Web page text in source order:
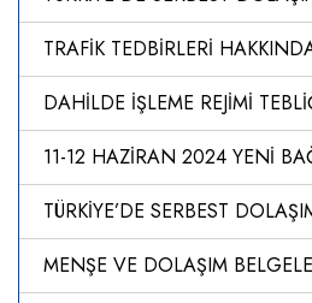
TRAFİK TEDBİRLERİ
MENŞE VE DOLAŞIM